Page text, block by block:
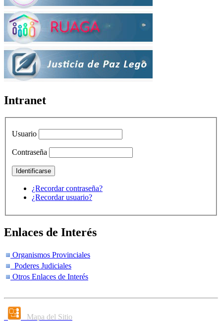
Intranet
Usuario
Contraseña
¿Recordar contraseña?
¿Recordar usuario?
Enlaces de Interés
Organismos Provinciales
Poderes Judiciales
Otros Enlaces de Interés
Mapa del Sitio